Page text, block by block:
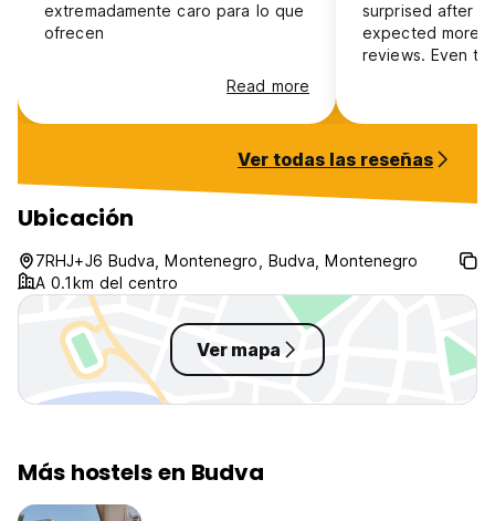
extremadamente caro para lo que
ofrecen
Read more
surprised after
expected more
reviews. Even
mid. The kitchen was EXTREMELY
place. Greatest view we had of
Ver todas las reseñas
Ubicación
7RHJ+J6 Budva, Montenegro, Budva, Montenegro
A 0.1km del centro
Ver mapa
Más hostels en Budva